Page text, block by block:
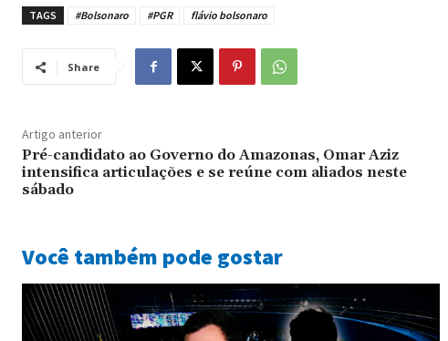
TAGS #Bolsonaro #PGR flávio bolsonaro
Share
Artigo anterior
Pré-candidato ao Governo do Amazonas, Omar Aziz
intensifica articulações e se reúne com aliados neste
sábado
Você também pode gostar